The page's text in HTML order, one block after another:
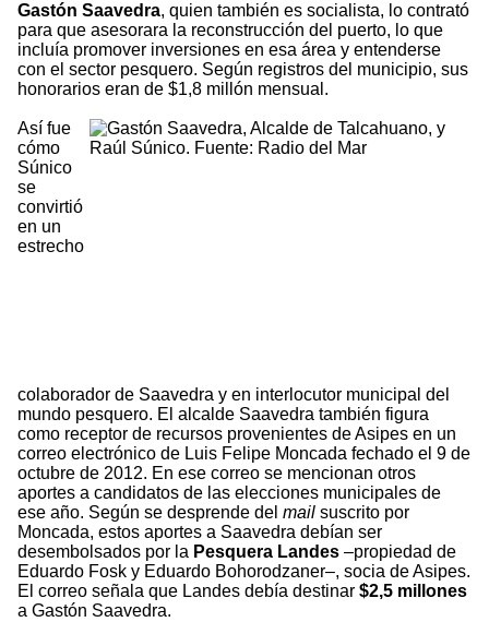
Gastón Saavedra, quien también es socialista, lo contrató
para que asesorara la reconstrucción del puerto, lo que
incluía promover inversiones en esa área y entenderse
con el sector pesquero. Según registros del municipio, sus
honorarios eran de $1,8 millón mensual.
Así fue
cómo
Súnico
se
convirtió
en un
estrecho
colaborador de Saavedra y en interlocutor municipal del
mundo pesquero. El alcalde Saavedra también figura
como receptor de recursos provenientes de Asipes en un
correo electrónico de Luis Felipe Moncada fechado el 9 de
octubre de 2012. En ese correo se mencionan otros
aportes a candidatos de las elecciones municipales de
ese año. Según se desprende del mail suscrito por
Moncada, estos aportes a Saavedra debían ser
desembolsados por la Pesquera Landes –propiedad de
Eduardo Fosk y Eduardo Bohorodzaner–, socia de Asipes.
El correo señala que Landes debía destinar $2,5 millones
a Gastón Saavedra.